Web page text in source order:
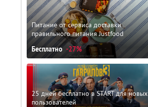
Питание от сервиса доставки
правильного питания Justfood
Бесплатно -27%
25 дней бесплатно в START для новых
пользователей